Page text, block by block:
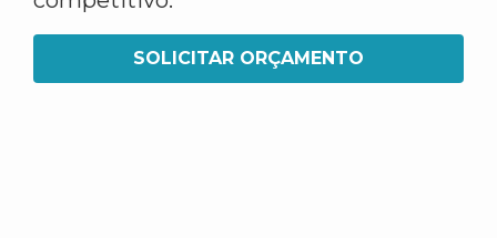
SOLICITAR ORÇAMENTO